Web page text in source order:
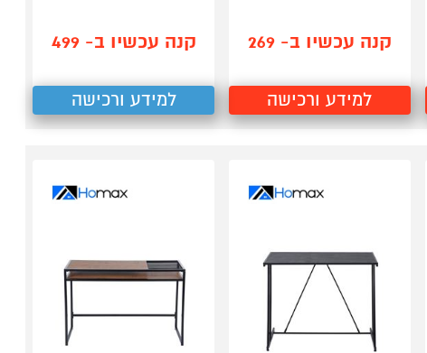
קנה עכשיו ב- 269
למידע ורכישה
קנה עכשיו ב- 499
למידע ורכישה